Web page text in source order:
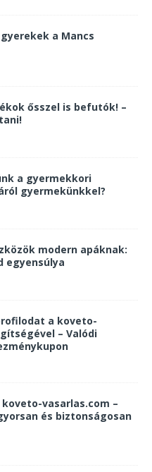
a Mancs
ősszel is befutók! –
a gyermekkori
gyermekünkkel?
modern apáknak:
egyensúlya
a koveto-
– Valódi
vasarlas.com –
és biztonságosan